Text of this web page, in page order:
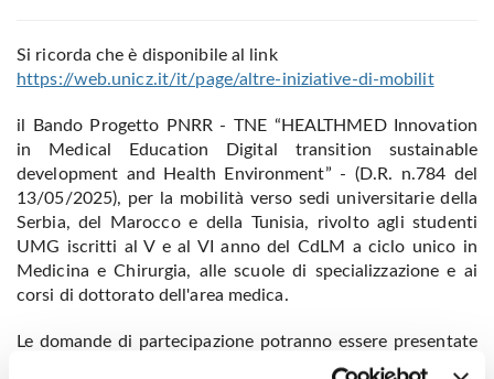
Si ricorda che è disponibile al link
https://web.unicz.it/it/page/altre-iniziative-di-mobilit
il Bando Progetto PNRR - TNE “HEALTHMED Innovation
in Medical Education Digital transition sustainable
development and Health Environment” - (D.R. n.784 del
13/05/2025), per la mobilità verso sedi universitarie della
Serbia, del Marocco e della Tunisia, rivolto agli studenti
UMG iscritti al V e al VI anno del CdLM a ciclo unico in
Medicina e Chirurgia, alle scuole di specializzazione e ai
corsi di dottorato dell'area medica.
Le domande di partecipazione potranno essere presentate